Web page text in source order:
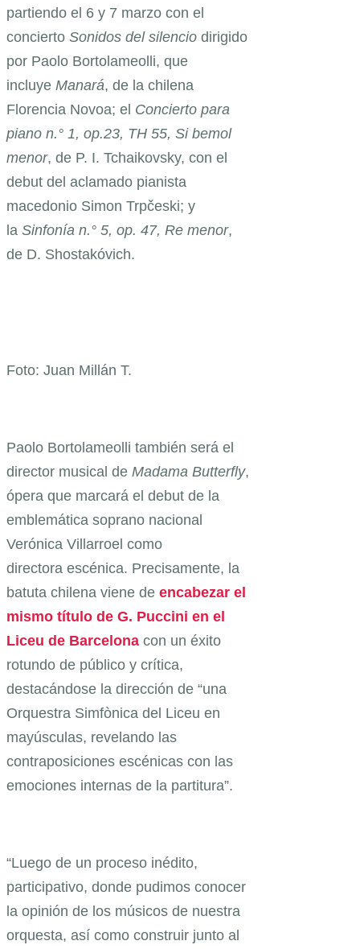
partiendo el 6 y 7 marzo con el
concierto Sonidos del silencio dirigido
por Paolo Bortolameolli, que
incluye Manará, de la chilena
Florencia Novoa; el Concierto para
piano n.° 1, op.23, TH 55, Si bemol
menor, de P. I. Tchaikovsky, con el
debut del aclamado pianista
macedonio Simon Trpčeski; y
la Sinfonía n.° 5, op. 47, Re menor,
de D. Shostakóvich.
Foto: Juan Millán T.
Paolo Bortolameolli también será el
director musical de Madama Butterfly,
ópera que marcará el debut de la
emblemática soprano nacional
Verónica Villarroel como
directora escénica. Precisamente, la
batuta chilena viene de encabezar el
mismo título de G. Puccini en el
Liceu de Barcelona con un éxito
rotundo de público y crítica,
destacándose la dirección de “una
Orquestra Simfònica del Liceu en
mayúsculas, revelando las
contraposiciones escénicas con las
emociones internas de la partitura”.
“Luego de un proceso inédito,
participativo, donde pudimos conocer
la opinión de los músicos de nuestra
orquesta, así como construir junto al